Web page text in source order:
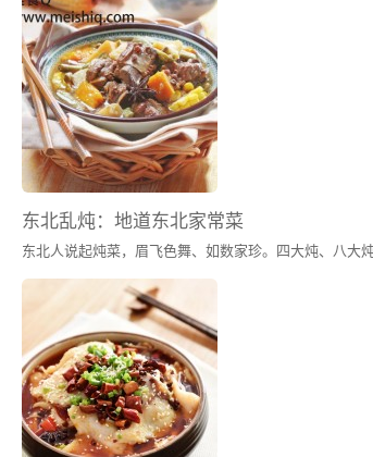
东北乱炖：地道东北家常菜